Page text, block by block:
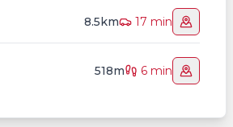
8.5km 17 min
518m 6 min